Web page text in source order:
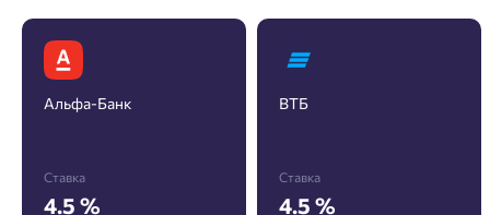
Альфа-Банк
Ставка
4.5 %
ВТБ
Ставка
4.5 %
Пожалуйста, оставьте ваши контакты и мы вам